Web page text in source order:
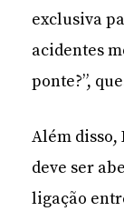
exclusiva
acidentes
ponte?”,
Além
deve ser
ligação